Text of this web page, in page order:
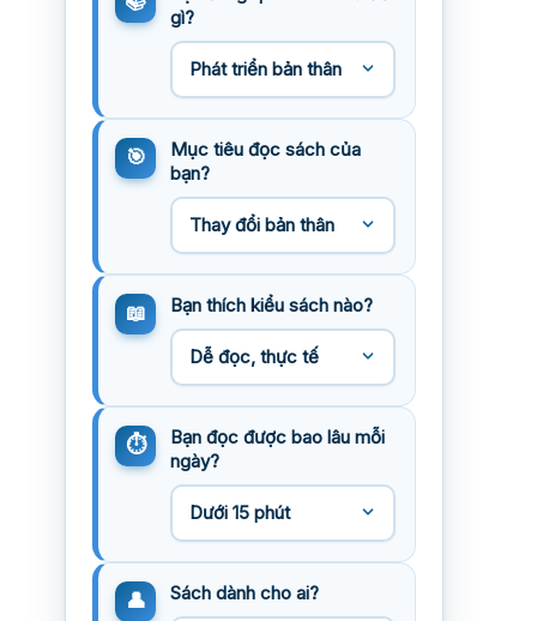
gì?
Mục tiêu đọc sách của
bạn?
Bạn thích kiểu sách nào?
Bạn đọc được bao lâu mỗi
ngày?
Sách dành cho ai?